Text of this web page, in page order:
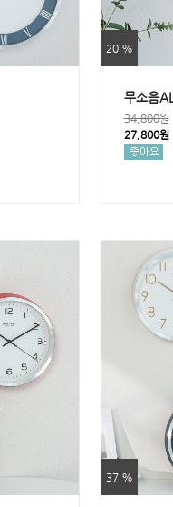
20 %
무소음
34,800원
27,800원
37 %